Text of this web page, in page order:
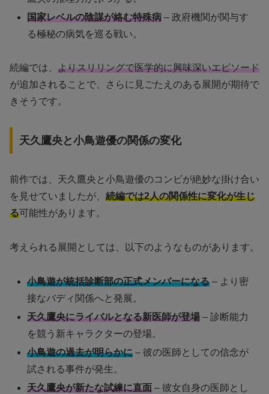
国家レベルの陰謀が絡む特殊病 – 政府機関が関与す
る極秘の病気を巡る戦い。
続編では、 よりスリリングで医学的に興味深いエピソード
が追加されることで、さらに見ごたえのある展開が期待で
きそうです。
天久鷹央と小鳥遊優の関係の変化
前作では、天久鷹央と小鳥遊優のコンビが絶妙な掛け合い
を見せていましたが、 続編では2人の関係性に変化が生じ
る可能性があります。
考えられる展開としては、以下のようなものがあります。
小鳥遊が統括診断部の正式メンバーになる – より密
接なバディ関係へと発展。
天久鷹央にライバルとなる新医師が登場 – 診断能力
を競う新キャラクターの登場。
小鳥遊の過去が明らかに – 彼の医師としての信念が
試される事件が発生。
天久鷹央が新たな試練に直面 – 彼女自身の医師とし